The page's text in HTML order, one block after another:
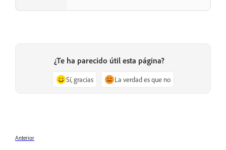
¿Te ha parecido útil esta página?
Sí, gracias La verdad es que no
Anterior